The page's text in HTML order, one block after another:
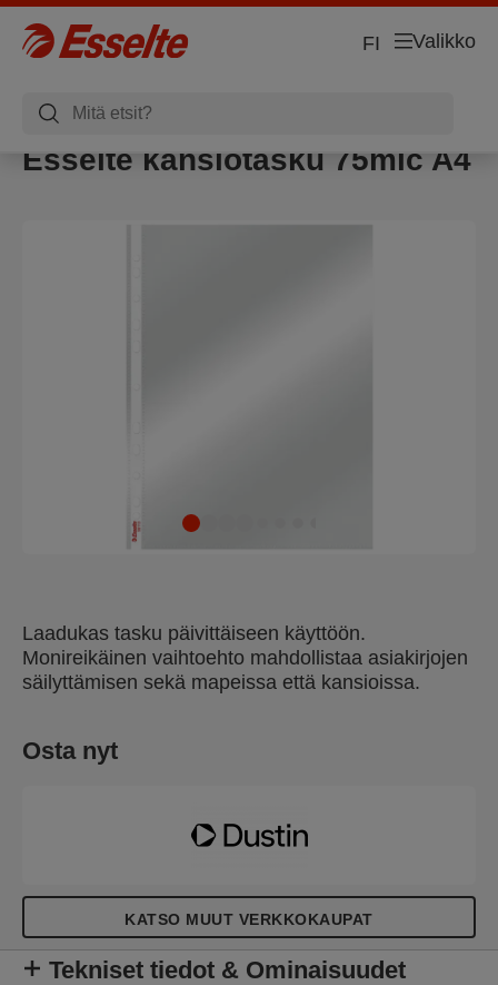
Valikko
FI
Esselte kansiotasku 75mic A4
Laadukas tasku päivittäiseen käyttöön.
Monireikäinen vaihtoehto mahdollistaa asiakirjojen
säilyttämisen sekä mapeissa että kansioissa.
Osta nyt
KATSO MUUT VERKKOKAUPAT
Tekniset tiedot & Ominaisuudet